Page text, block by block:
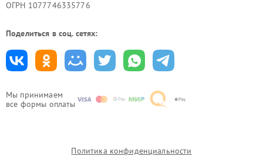
Мы принимаем
все формы оплаты
ОГРН 1077746335776
Поделиться в соц. сетях:
Политика конфиденциальности